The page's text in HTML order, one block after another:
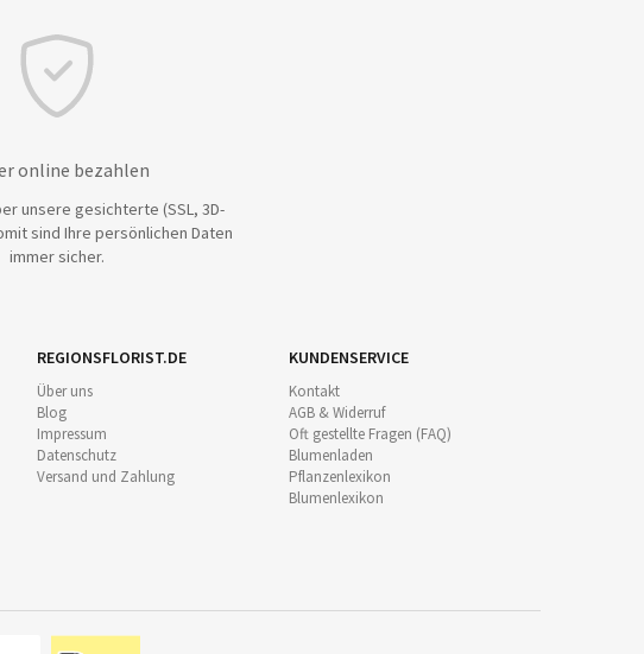
online bezahlen
unsere gesichterte (SSL, 3D-
sind Ihre persönlichen Daten
immer sicher.
REGIONSFLORIST.DE
Über uns
Blog
Impressum
Datenschutz
Versand und Zahlung
KUNDENSERVICE
Kontakt
AGB & Widerruf
Oft gestellte Fragen (FAQ)
Blumenladen
Pflanzenlexikon
Blumenlexikon